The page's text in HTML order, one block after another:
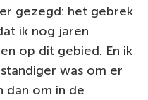
gezegd: het gebrek
ik nog jaren
op dit gebied. En ik
was om er
dan om in de